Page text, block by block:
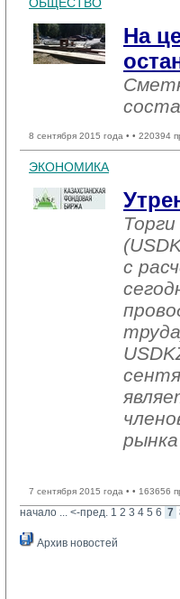
На
8 сентября 2015 года • • 220394
ЭКОНОМИКА
с
7 сентября 2015 года • • 163656
начало ... <-пред. 1 2 3 4 5 6 7
Архив новостей